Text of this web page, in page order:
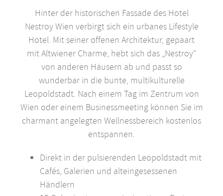
Hinter der historischen Fassade des Hotel
Nestroy Wien verbirgt sich ein urbanes Lifestyle
Hotel. Mit seiner offenen Architektur, gepaart
mit Altwiener Charme, hebt sich das „Nestroy“
von anderen Häusern ab und passt so
wunderbar in die bunte, multikulturelle
Leopoldstadt. Nach einem Tag im Zentrum von
Wien oder einem Businessmeeting können Sie im
charmant angelegten Wellnessbereich kostenlos
entspannen.
Direkt in der pulsierenden Leopoldstadt mit
Cafés, Galerien und alteingesessenen
Händlern